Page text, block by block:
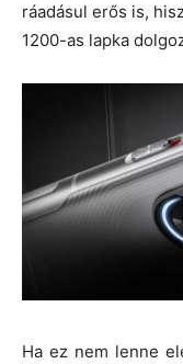
ráadásul erős is,
1200-as lapka
Ha ez nem lenne